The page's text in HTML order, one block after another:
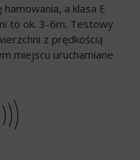
a klasa E
to ok. 3-6m. Testowy
z prędkością
miejscu uruchamiane